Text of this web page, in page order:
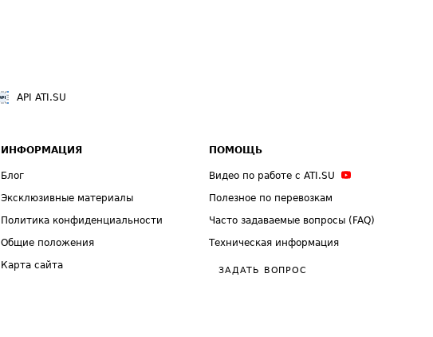
API ATI.SU
ИНФОРМАЦИЯ
Блог
Эксклюзивные материалы
Политика конфиденциальности
Общие положения
Карта сайта
ПОМОЩЬ
Видео по работе с ATI.SU
Полезное по перевозкам
Часто задаваемые вопросы (FAQ)
Техническая информация
ЗАДАТЬ ВОПРОС